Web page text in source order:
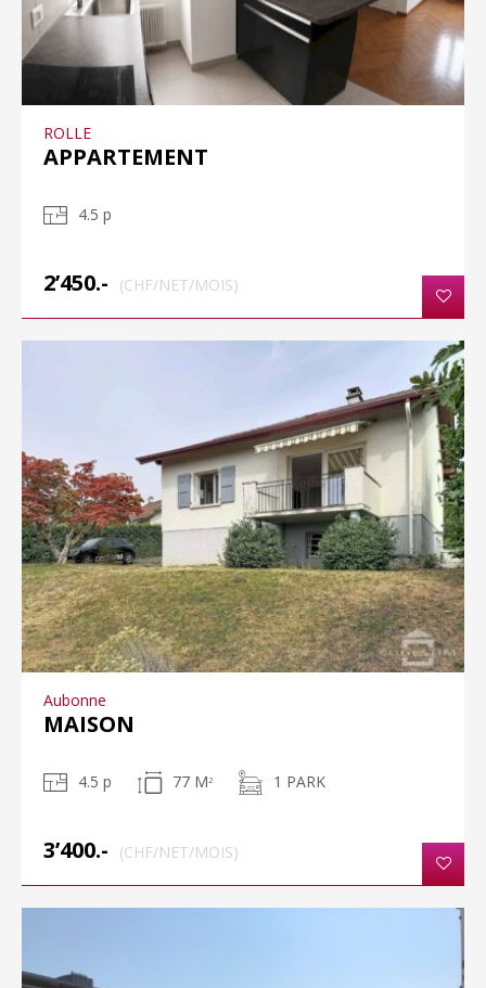
ROLLE
APPARTEMENT
4.5 p
2’450.- (CHF/NET/MOIS)
Aubonne
MAISON
4.5 p 77 M 2 1 PARK
3’400.- (CHF/NET/MOIS)